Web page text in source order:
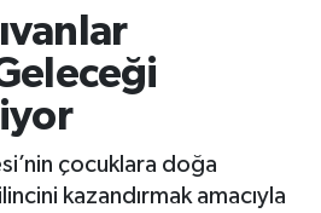
çocuklara doğa
kazandırmak amacıyla